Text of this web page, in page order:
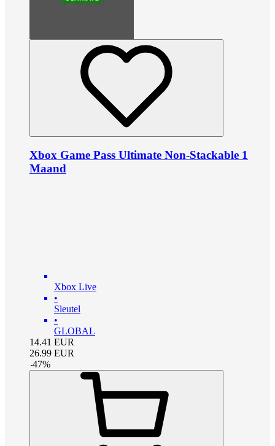
Xbox Game Pass Ultimate Non-Stackable 1
Maand
Xbox Live
•
Sleutel
•
GLOBAL
14.41 EUR
26.99 EUR
-47%